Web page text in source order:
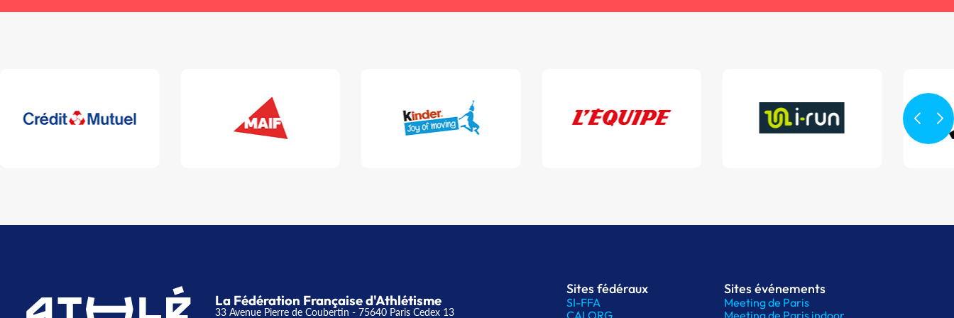
La Fédération Française d'Athlétisme
33 Avenue Pierre de Coubertin - 75640 Paris Cedex 13
Sites fédéraux
SI-FFA
Sites événements
Meeting de Paris